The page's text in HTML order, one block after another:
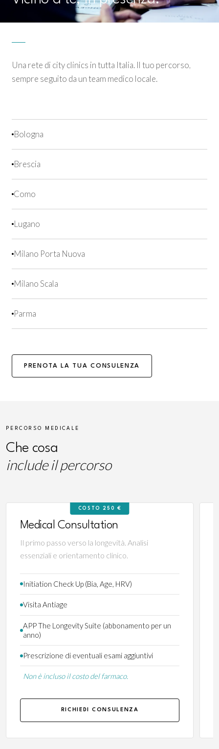
Una rete di city clinics in tutta Italia. Il tuo percorso,
sempre seguito da un team medico locale.
Bologna
Brescia
Como
Lugano
Milano Porta Nuova
Milano Scala
Parma
PRENOTA LA TUA CONSULENZA
PERCORSO MEDICALE
Che cosa
include il percorso
COSTO 250 €
Medical Consultation
Il primo passo verso la longevità. Analisi
essenziali e orientamento clinico.
Initiation Check Up (Bia, Age, HRV)
Visita Antiage
APP The Longevity Suite (abbonamento per un
anno)
Prescrizione di eventuali esami aggiuntivi
Non è incluso il costo del farmaco.
RICHIEDI CONSULENZA